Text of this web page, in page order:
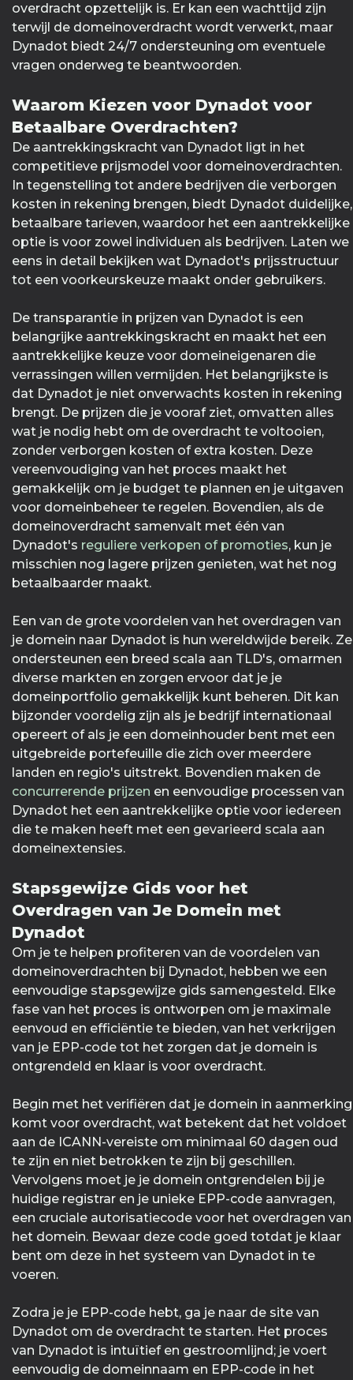
overdracht opzettelijk is. Er kan een wachttijd zijn
terwijl de domeinoverdracht wordt verwerkt, maar
Dynadot biedt 24/7 ondersteuning om eventuele
vragen onderweg te beantwoorden.
Waarom Kiezen voor Dynadot voor
Betaalbare Overdrachten?
De aantrekkingskracht van Dynadot ligt in het
competitieve prijsmodel voor domeinoverdrachten.
In tegenstelling tot andere bedrijven die verborgen
kosten in rekening brengen, biedt Dynadot duidelijke,
betaalbare tarieven, waardoor het een aantrekkelijke
optie is voor zowel individuen als bedrijven. Laten we
eens in detail bekijken wat Dynadot's prijsstructuur
tot een voorkeurskeuze maakt onder gebruikers.
De transparantie in prijzen van Dynadot is een
belangrijke aantrekkingskracht en maakt het een
aantrekkelijke keuze voor domeineigenaren die
verrassingen willen vermijden. Het belangrijkste is
dat Dynadot je niet onverwachts kosten in rekening
brengt. De prijzen die je vooraf ziet, omvatten alles
wat je nodig hebt om de overdracht te voltooien,
zonder verborgen kosten of extra kosten. Deze
vereenvoudiging van het proces maakt het
gemakkelijk om je budget te plannen en je uitgaven
voor domeinbeheer te regelen. Bovendien, als de
domeinoverdracht samenvalt met één van
Dynadot's reguliere verkopen of promoties, kun je
misschien nog lagere prijzen genieten, wat het nog
betaalbaarder maakt.
Een van de grote voordelen van het overdragen van
je domein naar Dynadot is hun wereldwijde bereik. Ze
ondersteunen een breed scala aan TLD's, omarmen
diverse markten en zorgen ervoor dat je je
domeinportfolio gemakkelijk kunt beheren. Dit kan
bijzonder voordelig zijn als je bedrijf internationaal
opereert of als je een domeinhouder bent met een
uitgebreide portefeuille die zich over meerdere
landen en regio's uitstrekt. Bovendien maken de
concurrerende prijzen en eenvoudige processen van
Dynadot het een aantrekkelijke optie voor iedereen
die te maken heeft met een gevarieerd scala aan
domeinextensies.
Stapsgewijze Gids voor het
Overdragen van Je Domein met
Dynadot
Om je te helpen profiteren van de voordelen van
domeinoverdrachten bij Dynadot, hebben we een
eenvoudige stapsgewijze gids samengesteld. Elke
fase van het proces is ontworpen om je maximale
eenvoud en efficiëntie te bieden, van het verkrijgen
van je EPP-code tot het zorgen dat je domein is
ontgrendeld en klaar is voor overdracht.
Begin met het verifiëren dat je domein in aanmerking
komt voor overdracht, wat betekent dat het voldoet
aan de ICANN-vereiste om minimaal 60 dagen oud
te zijn en niet betrokken te zijn bij geschillen.
Vervolgens moet je je domein ontgrendelen bij je
huidige registrar en je unieke EPP-code aanvragen,
een cruciale autorisatiecode voor het overdragen van
het domein. Bewaar deze code goed totdat je klaar
bent om deze in het systeem van Dynadot in te
voeren.
Zodra je je EPP-code hebt, ga je naar de site van
Dynadot om de overdracht te starten. Het proces
van Dynadot is intuïtief en gestroomlijnd; je voert
eenvoudig de domeinnaam en EPP-code in het